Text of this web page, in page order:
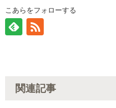
こあらをフォローする
関連記事